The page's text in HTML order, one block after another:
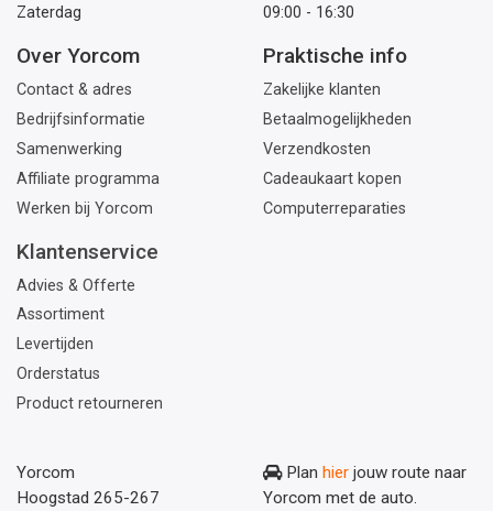
Zaterdag
09:00 - 16:30
Over Yorcom
Contact & adres
Bedrijfsinformatie
Samenwerking
Affiliate programma
Werken bij Yorcom
Praktische info
Zakelijke klanten
Betaalmogelijkheden
Verzendkosten
Cadeaukaart kopen
Computerreparaties
Klantenservice
Advies & Offerte
Assortiment
Levertijden
Orderstatus
Product retourneren
Yorcom
Hoogstad 265-267
Plan hier jouw route naar
Yorcom met de auto.